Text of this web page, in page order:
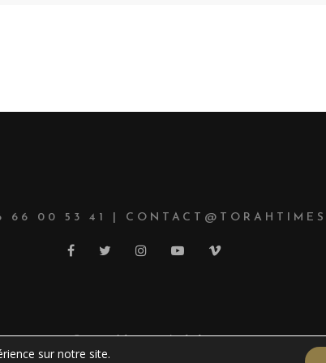
66 00 53 41 |
© Copyright 2021 TorahTimes
sur notre site.